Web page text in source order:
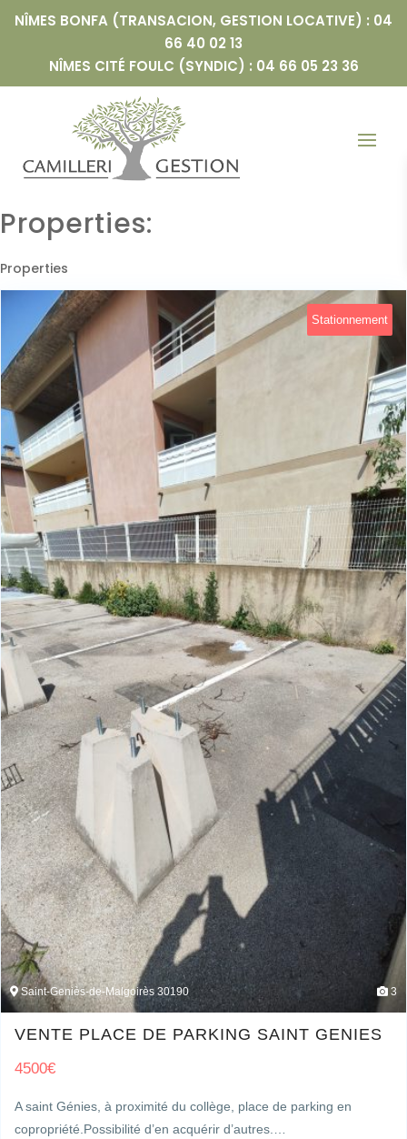
NÎMES BONFA (TRANSACION, GESTION LOCATIVE) : 04
66 40 02 13
NÎMES CITÉ FOULC (SYNDIC) : 04 66 05 23 36
Properties:
Properties
Stationnement
Saint-Geniès-de-Malgoirès 30190 3
VENTE PLACE DE PARKING SAINT GENIES
4500€
A saint Génies, à proximité du collège, place de parking en
copropriété.Possibilité d’en acquérir d’autres.…